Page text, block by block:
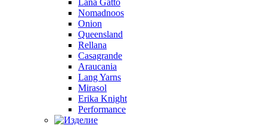
Lana Gatto
Nomadnoos
Onion
Queensland
Rellana
Casagrande
Araucania
Lang Yarns
Mirasol
Erika Knight
Performance